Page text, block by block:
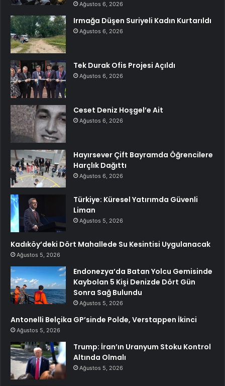
Ağustos 6, 2026
Irmağa Düşen Suriyeli Kadın Kurtarıldı
Ağustos 6, 2026
Tek Durak Ofis Projesi Açıldı
Ağustos 6, 2026
Ceset Deniz Hoşgel’e Ait
Ağustos 6, 2026
Hayırsever Çift Bayramda Öğrencilere
Harçlık Dağıttı
Ağustos 6, 2026
Türkiye: Küresel Yatırımda Güvenli
Liman
Ağustos 5, 2026
Kadıköy’deki Dört Mahallede Su Kesintisi Uygulanacak
Ağustos 5, 2026
Endonezya’da Batan Yolcu Gemisinde
Kaybolan 5 Kişi Denizde Dört Gün
Sonra Sağ Bulundu
Ağustos 5, 2026
Antonelli Belçika GP’sinde Polde, Verstappen İkinci
Ağustos 5, 2026
Trump: İran’ın Uranyum Stoku Kontrol
Altında Olmalı
Ağustos 5, 2026